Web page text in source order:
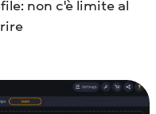
non c'è limite al